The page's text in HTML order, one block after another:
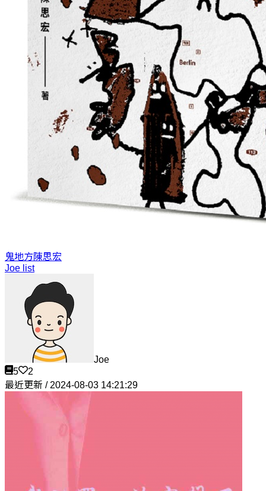
鬼地方陳思宏
Joe list
Joe
5
2
最近更新 / 2024-08-03 14:21:29